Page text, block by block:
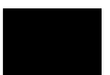
première. Imaginez...